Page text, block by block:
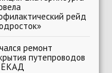
рейд
ремонт
путепроводов
ЕКАД